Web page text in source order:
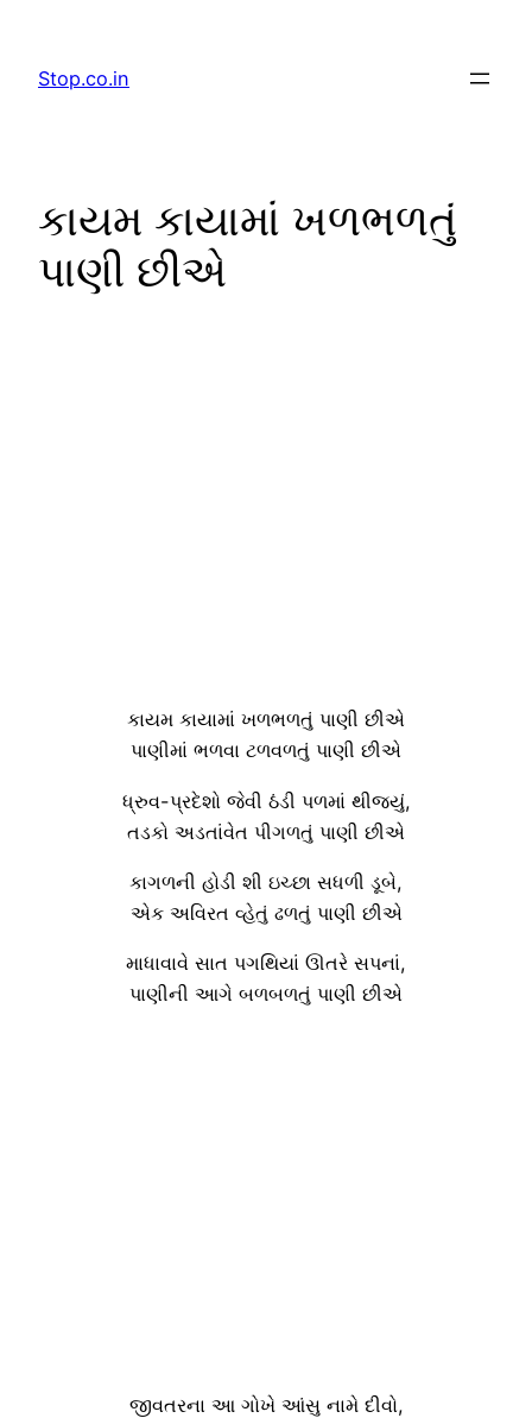
content
Stop.co.in
કાયમ કાયામાં ખળભળતું
પાણી છીએ
કાયમ કાયામાં ખળભળતું પાણી છીએ
પાણીમાં ભળવા ટળવળતું પાણી છીએ
ધ્રુવ-પ્રદેશો જેવી ઠંડી પળમાં થીજ્યું,
તડકો અડતાંવેત પીગળતું પાણી છીએ
કાગળની હોડી શી ઇચ્છા સધળી ડૂબે,
એક અવિરત વ્હેતું ઢળતું પાણી છીએ
માધાવાવે સાત પગથિયાં ઊતરે સપનાં,
પાણીની આગે બળબળતું પાણી છીએ
જીવતરના આ ગોખે આંસુ નામે દીવો,